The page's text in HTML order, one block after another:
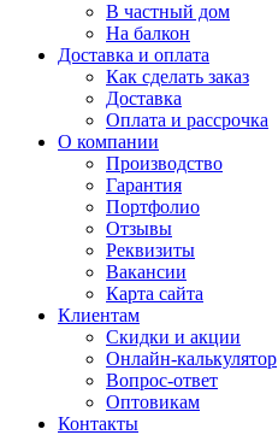
В частный дом
На балкон
Доставка и оплата
Как сделать заказ
Доставка
Оплата и рассрочка
О компании
Производство
Гарантия
Портфолио
Отзывы
Реквизиты
Вакансии
Карта сайта
Клиентам
Скидки и акции
Онлайн-калькулятор
Вопрос-ответ
Оптовикам
Контакты